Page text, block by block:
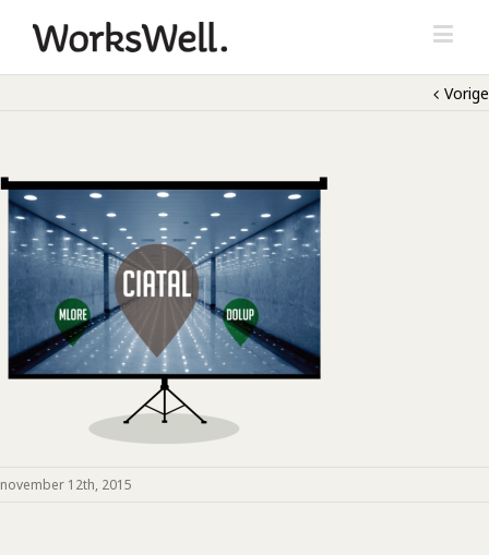
Vorige
november 12th, 2015